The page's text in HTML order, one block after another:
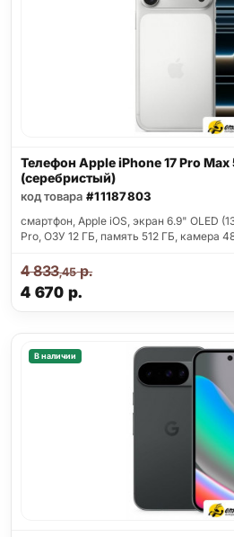
Телефон Apple iPhone 17 Pro Max
(серебристый)
код товара #11187803
смартфон, Apple iOS, экран 6.9" OLED
Pro, ОЗУ 12 ГБ, память 512 ГБ, камера
4 670 р.
4 833,45р.
В наличии